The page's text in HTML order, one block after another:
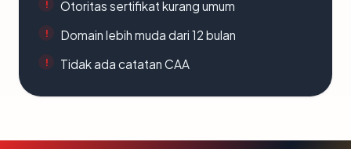
Otoritas sertifikat kurang umum
Domain lebih muda dari 12 bulan
Tidak ada catatan CAA